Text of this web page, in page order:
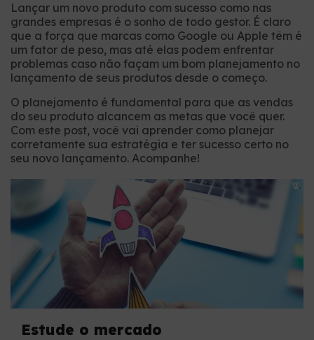
Lançar um novo produto com sucesso como nas
grandes empresas é o sonho de todo gestor. É claro
que a força que marcas como Google ou Apple têm é
um fator de peso, mas até elas podem enfrentar
problemas caso não façam um bom planejamento no
lançamento de seus produtos desde o começo.
O planejamento é fundamental para que as vendas
do seu produto alcancem as metas que você quer.
Com este post, você vai aprender como planejar
corretamente sua estratégia e ter sucesso certo no
seu novo lançamento. Acompanhe!
Estude o mercado